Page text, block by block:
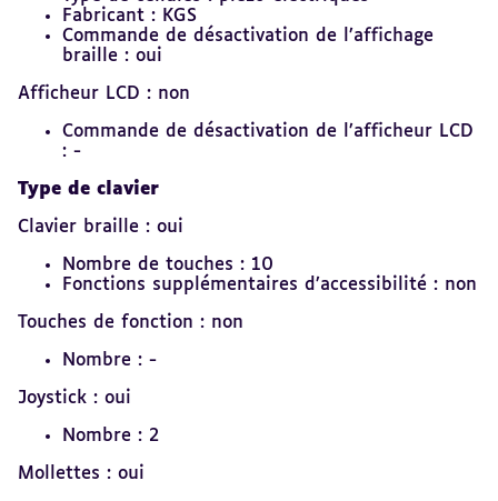
Fabricant : KGS
Commande de désactivation de l’affichage
braille : oui
Afficheur LCD : non
Commande de désactivation de l’afficheur LCD
: -
Type de clavier
Clavier braille : oui
Nombre de touches : 10
Fonctions supplémentaires d’accessibilité : non
Touches de fonction : non
Nombre : -
Joystick : oui
Nombre : 2
Mollettes : oui